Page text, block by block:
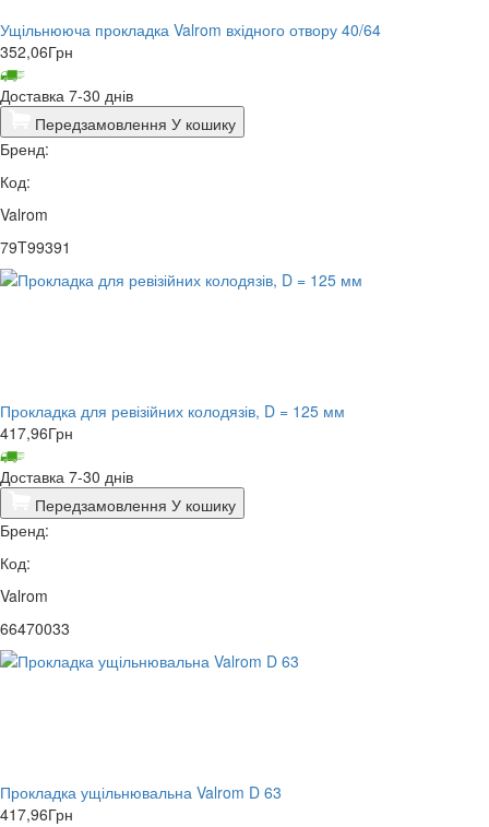
Ущільнююча прокладка Valrom вхідного отвору 40/64
352,06Грн
Доставка 7-30 днів
Передзамовлення У кошику
Бренд:
Код:
Valrom
79T99391
Прокладка для ревізійних колодязів, D = 125 мм
417,96Грн
Доставка 7-30 днів
Передзамовлення У кошику
Бренд:
Код:
Valrom
66470033
Прокладка ущільнювальна Valrom D 63
417,96Грн